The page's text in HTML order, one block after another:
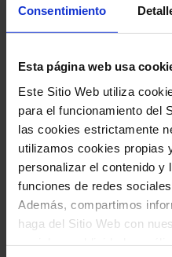
Consentimiento
Esta página web usa
Este Sitio Web utiliza
para el funcionamiento del
las cookies estrictamente
utilizamos cookies propias
personalizar el contenido y
funciones de redes
Además, compartimos
haga del Sitio Web con
en el Disc de La
concierto del 11 de
Unificar la gestión
(Asociación,
sola Fundació Orfeó
Música Catalana
rentabilizar los